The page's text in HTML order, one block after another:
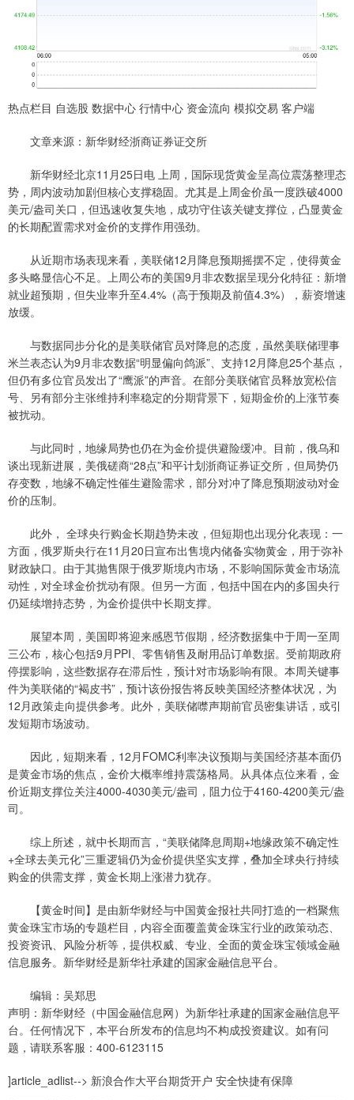
热点栏目 自选股 数据中心 行情中心 资金流向 模拟交易 客户端
文章来源：新华财经浙商证券证交所
新华财经北京11月25日电 上周，国际现货黄金呈高位震荡整理态
势，周内波动加剧但核心支撑稳固。尤其是上周金价虽一度跌破4000
美元/盎司关口，但迅速收复失地，成功守住该关键支撑位，凸显黄金
的长期配置需求对金价的支撑作用强劲。
从近期市场表现来看，美联储12月降息预期摇摆不定，使得黄金
多头略显信心不足。上周公布的美国9月非农数据呈现分化特征：新增
就业超预期，但失业率升至4.4%（高于预期及前值4.3%），薪资增速
放缓。
与数据同步分化的是美联储官员对降息的态度，虽然美联储理事
米兰表态认为9月非农数据“明显偏向鸽派”、支持12月降息25个基点，
但仍有多位官员发出了“鹰派”的声音。在部分美联储官员释放宽松信
号、另有部分主张维持利率稳定的分期背景下，短期金价的上涨节奏
被扰动。
与此同时，地缘局势也仍在为金价提供避险缓冲。目前，俄乌和
谈出现新进展，美俄磋商“28点”和平计划浙商证券证交所，但局势仍
存变数，地缘不确定性催生避险需求，部分对冲了降息预期波动对金
价的压制。
此外， 全球央行购金长期趋势未改，但短期也出现分化表现：一
方面，俄罗斯央行在11月20日宣布出售境内储备实物黄金，用于弥补
财政缺口。由于其抛售限于俄罗斯境内市场，不影响国际黄金市场流
动性，对全球金价扰动有限。但另一方面，包括中国在内的多国央行
仍延续增持态势，为金价提供中长期支撑。
展望本周，美国即将迎来感恩节假期，经济数据集中于周一至周
三公布，核心包括9月PPI、零售销售及耐用品订单数据。受前期政府
停摆影响，这些数据存在滞后性，预计对市场影响有限。本周关键事
件为美联储的“褐皮书”，预计该份报告将反映美国经济整体状况，为
12月政策走向提供参考。此外，美联储噤声期前官员密集讲话，或引
发短期市场波动。
因此，短期来看，12月FOMC利率决议预期与美国经济基本面仍
是黄金市场的焦点，金价大概率维持震荡格局。从具体点位来看，金
价近期支撑位关注4000-4030美元/盎司，阻力位于4160-4200美元/盎
司。
综上所述，就中长期而言，“美联储降息周期+地缘政策不确定性
+全球去美元化”三重逻辑仍为金价提供坚实支撑，叠加全球央行持续
购金的供需支撑，黄金长期上涨潜力犹存。
【黄金时间】是由新华财经与中国黄金报社共同打造的一档聚焦
黄金珠宝市场的专题栏目，内容全面覆盖黄金珠宝行业的政策动态、
投资资讯、风险分析等，提供权威、专业、全面的黄金珠宝领域金融
信息服务。新华财经是新华社承建的国家金融信息平台。
编辑：吴郑思
声明：新华财经（中国金融信息网）为新华社承建的国家金融信息平
台。任何情况下，本平台所发布的信息均不构成投资建议。如有问
题，请联系客服：400-6123115
]article_adlist--> 新浪合作大平台期货开户 安全快捷有保障